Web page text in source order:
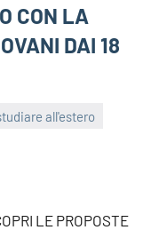
CON LA
DAI 18
all'estero
LE PROPOSTE